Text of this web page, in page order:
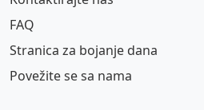
FAQ
Stranica za bojanje dana
Povežite se sa nama